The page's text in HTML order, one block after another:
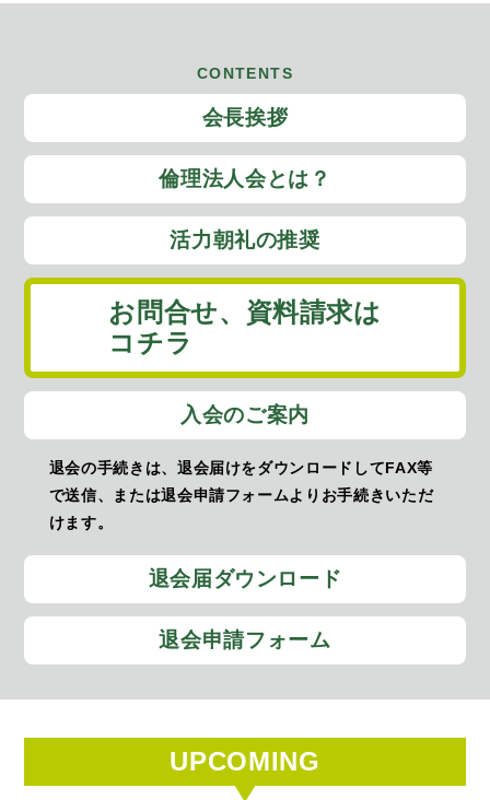
CONTENTS
会長挨拶
倫理法人会とは？
活力朝礼の推奨
お問合せ、 資料請求は
コチラ
入会のご案内
退会の手続きは、退会届けをダウンロードしてFAX等
で送信、または退会申請フォームよりお手続きいただ
けます。
退会届ダウンロード
退会申請フォーム
UPCOMING